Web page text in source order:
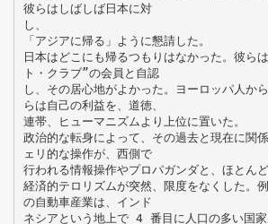
彼らはしばしば日本に対
し、
「アジアに帰る」ように懇請した。
日本はどこにも帰るつもりはなかった。彼ら
ト・クラブ”の会員と自認
し、その居心地がよかった。ヨーロッパ人か
らは自己の利益を、道徳、
連帯、ヒューマニズムより上位に置いた。
政治的な転身によって、その過去と現在に関
ェリ的な操作が、西側で
行われる情報操作やプロパガンダと、ほとん
経済的テロリズムが突然、限度をなくした。
の自動車産業は、インド
ネシアという地上で 4 番目に人口の多い国